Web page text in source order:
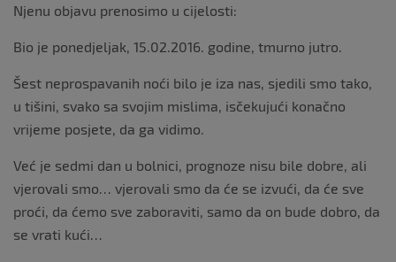
Njenu objavu prenosimo u cijelosti:
Bio je ponedjeljak, 15.02.2016. godine, tmurno jutro.
Šest neprospavanih noći bilo je iza nas, sjedili smo tako,
u tišini, svako sa svojim mislima, isčekujući konačno
vrijeme posjete, da ga vidimo.
Već je sedmi dan u bolnici, prognoze nisu bile dobre, ali
vjerovali smo… vjerovali smo da će se izvući, da će sve
proći, da ćemo sve zaboraviti, samo da on bude dobro, da
se vrati kući…